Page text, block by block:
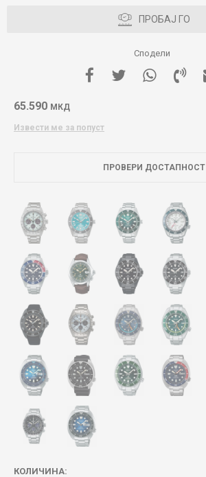
ПРОБАЈ ГО
Сподели
65.590 МКД
Извести ме за попуст
ПРОВЕРИ ДОСТАПНОСТ
КОЛИЧИНА: